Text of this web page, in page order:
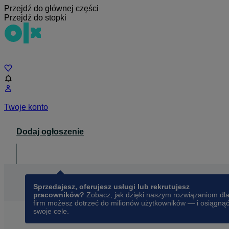
Przejdź do głównej części
Przejdź do stopki
Twoje konto
Dodaj ogłoszenie
Sprzedajesz, oferujesz usługi lub rekrutujesz
pracowników? Zobacz, jak dzięki naszym rozwiązaniom dla
firm możesz dotrzeć do milionów użytkowników — i osiągnąć
swoje cele.